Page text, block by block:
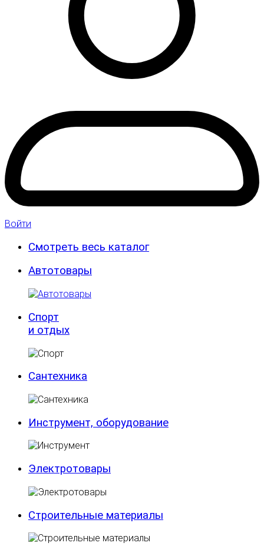
Войти
Смотреть весь каталог
Автотовары
Спорт
и отдых
Сантехника
Инструмент, оборудование
Электротовары
Строительные материалы